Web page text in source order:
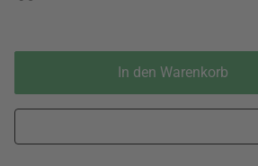
In den Warenkorb